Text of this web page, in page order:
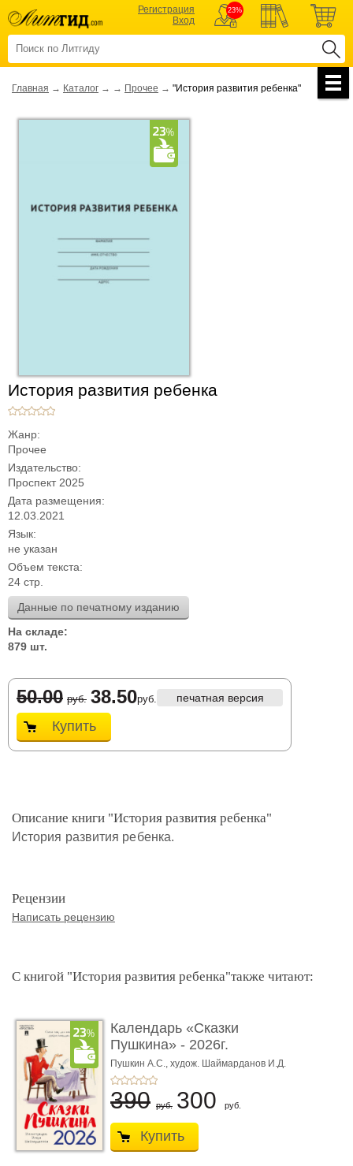
Регистрация
Вход
23%
Главная → Каталог → → Прочее → "История развития ребенка"
История развития ребенка
Жанр:
Прочее
Издательство:
Проспект 2025
Дата размещения:
12.03.2021
Язык:
не указан
Объем текста:
24 стр.
Данные по печатному изданию
На складе:
879 шт.
50.00 руб. 38.50руб. печатная версия
Купить
Описание книги "История развития ребенка"
История развития ребенка.
Рецензии
Написать рецензию
С книгой "История развития ребенка"также читают:
Календарь «Сказки
Пушкина» - 2026г.
Иллюстрации ...
Пушкин А.С., худож. Шаймарданов И.Д.
390 руб. 300 руб.
Купить